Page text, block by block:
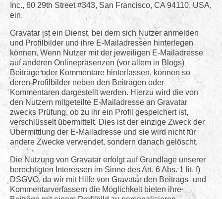
Inc., 60 29th Street #343, San Francisco, CA 94110, USA,
ein.
Gravatar ist ein Dienst, bei dem sich Nutzer anmelden
und Profilbilder und ihre E-Mailadressen hinterlegen
können. Wenn Nutzer mit der jeweiligen E-Mailadresse
auf anderen Onlinepräsenzen (vor allem in Blogs)
Beiträge oder Kommentare hinterlassen, können so
deren Profilbilder neben den Beiträgen oder
Kommentaren dargestellt werden. Hierzu wird die von
den Nutzern mitgeteilte E-Mailadresse an Gravatar
zwecks Prüfung, ob zu ihr ein Profil gespeichert ist,
verschlüsselt übermittelt. Dies ist der einzige Zweck der
Übermittlung der E-Mailadresse und sie wird nicht für
andere Zwecke verwendet, sondern danach gelöscht.
Die Nutzung von Gravatar erfolgt auf Grundlage unserer
berechtigten Interessen im Sinne des Art. 6 Abs. 1 lit. f)
DSGVO, da wir mit Hilfe von Gravatar den Beitrags- und
Kommentarverfassern die Möglichkeit bieten ihre